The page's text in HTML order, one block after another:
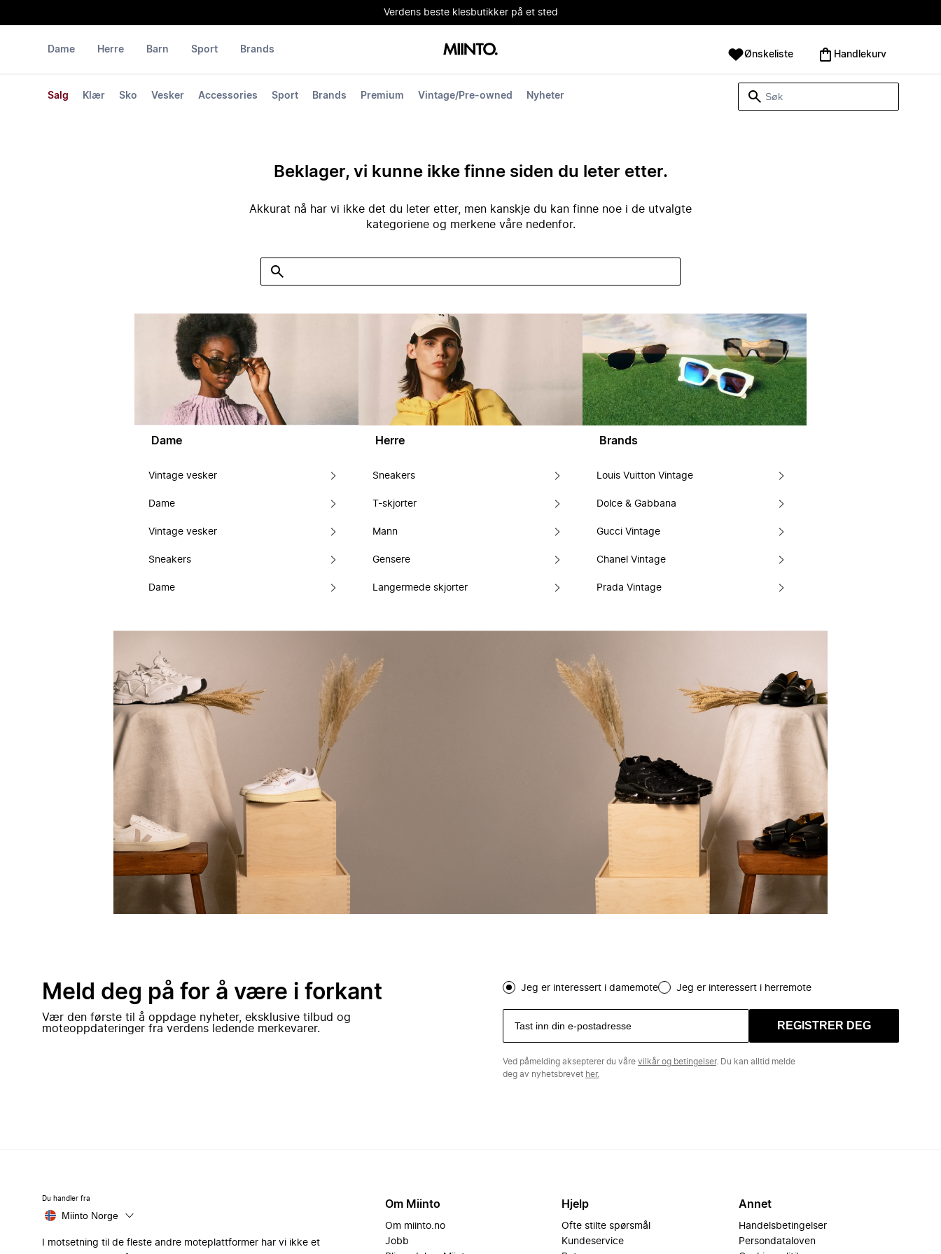
Verdens beste klesbutikker på et sted
Dame
Salg Klær Sko Vesker Accessories Sport Brands Premium Vintage/Pre-owned Nyheter
Herre Barn Sport Brands Ønskeliste Handlekurv
Beklager, vi kunne ikke finne siden du leter etter.
Akkurat nå har vi ikke det du leter etter, men kanskje du kan finne noe i de utvalgte
kategoriene og merkene våre nedenfor.
Dame
Vintage vesker
Dame
Vintage vesker
Sneakers
Dame
Herre
Sneakers
T-skjorter
Mann
Gensere
Langermede skjorter
Brands
Louis Vuitton Vintage
Dolce & Gabbana
Gucci Vintage
Chanel Vintage
Prada Vintage
Meld deg på for å være i forkant
Vær den første til å oppdage nyheter, eksklusive tilbud og
moteoppdateringer fra verdens ledende merkevarer.
Jeg er interessert i damemote Jeg er interessert i herremote
REGISTRER DEG
Ved påmelding aksepterer du våre vilkår og betingelser. Du kan alltid melde
deg av nyhetsbrevet her.
Du handler fra
Miinto Norge
I motsetning til de fleste andre moteplattformer har vi ikke et
Om Miinto
Om miinto.no
Jobb
Hjelp
Ofte stilte spørsmål
Kundeservice
Annet
Handelsbetingelser
Persondataloven